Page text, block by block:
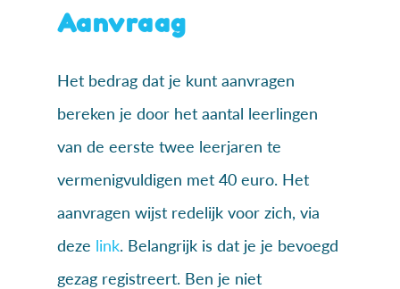
Aanvraag
Het bedrag dat je kunt aanvragen
bereken je door het aantal leerlingen
van de eerste twee leerjaren te
vermenigvuldigen met 40 euro. Het
aanvragen wijst redelijk voor zich, via
deze link. Belangrijk is dat je je bevoegd
gezag registreert. Ben je niet